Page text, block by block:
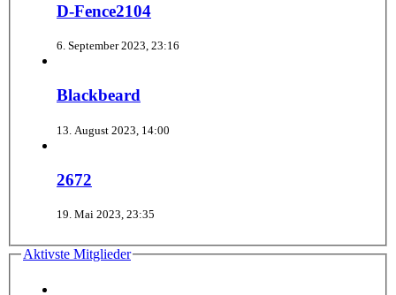
D-Fence2104
6. September 2023, 23:16
Blackbeard
13. August 2023, 14:00
2672
19. Mai 2023, 23:35
Aktivste Mitglieder